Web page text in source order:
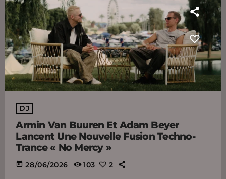
DJ
Armin Van Buuren Et Adam Beyer
Lancent Une Nouvelle Fusion Techno-
Trance « No Mercy »
today 28/06/2026 103 2